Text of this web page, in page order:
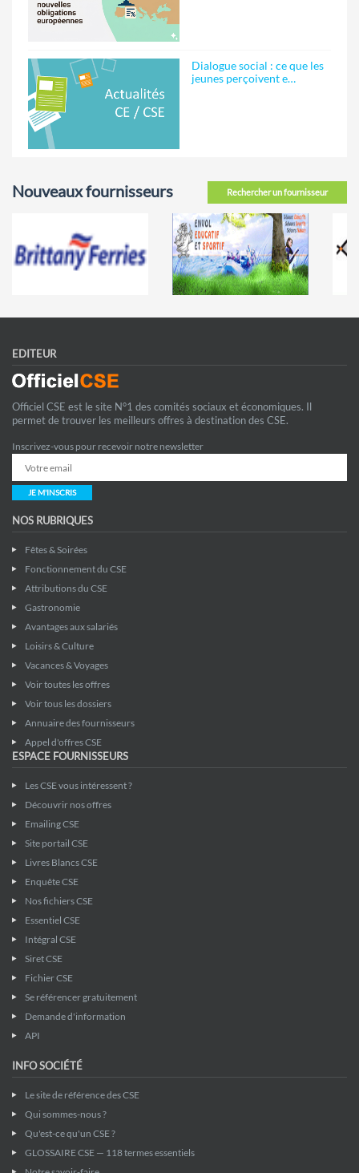
Dialogue social : ce que les
jeunes perçoivent e…
Rechercher un fournisseur
Nouveaux fournisseurs
EDITEUR
Officiel CSE est le site N°1 des comités sociaux et économiques. Il
permet de trouver les meilleurs offres à destination des CSE.
Inscrivez-vous pour recevoir notre newsletter
JE M'INSCRIS
NOS RUBRIQUES
Fêtes & Soirées
Fonctionnement du CSE
Attributions du CSE
Gastronomie
Avantages aux salariés
Loisirs & Culture
Vacances & Voyages
Voir toutes les offres
Voir tous les dossiers
Annuaire des fournisseurs
Appel d'offres CSE
ESPACE FOURNISSEURS
Les CSE vous intéressent ?
Découvrir nos offres
Emailing CSE
Site portail CSE
Livres Blancs CSE
Enquête CSE
Nos fichiers CSE
Essentiel CSE
Intégral CSE
Siret CSE
Fichier CSE
Se référencer gratuitement
Demande d'information
API
INFO SOCIÉTÉ
Le site de référence des CSE
Qui sommes-nous ?
Qu'est-ce qu'un CSE ?
GLOSSAIRE CSE — 118 termes essentiels